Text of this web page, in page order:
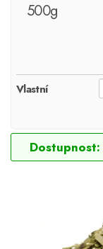
500g
Vlastní
Dostupnost: